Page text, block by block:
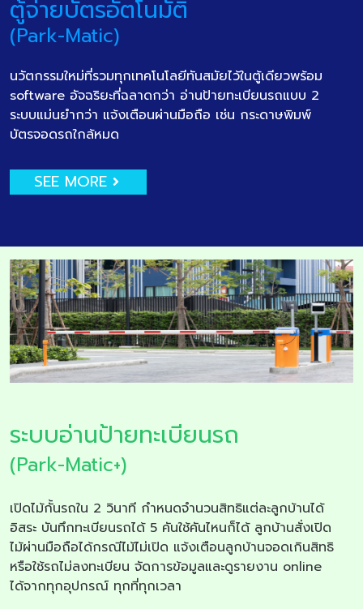
ตู้จ่ายบัตรอัตโนมัติ
(Park-Matic)
นวัตกรรมใหม่ที่รวมทุกเทคโนโลยีทันสมัยไว้ในตู้เดียวพร้อม
software อัจฉริยะที่ฉลาดกว่า อ่านป้ายทะเบียนรถแบบ 2
ระบบแม่นยำกว่า แจ้งเตือนผ่านมือถือ เช่น กระดาษพิมพ์
บัตรจอดรถใกล้หมด
SEE MORE
ระบบอ่านป้ายทะเบียนรถ
(Park-Matic+)
เปิดไม้กั้นรถใน 2 วินาที กำหนดจำนวนสิทธิแต่ละลูกบ้านได้
อิสระ บันทึกทะเบียนรถได้ 5 คันใช้คันไหนก็ได้ ลูกบ้านสั่งเปิด
ไม้ผ่านมือถือได้กรณีไม้ไม่เปิด แจ้งเตือนลูกบ้านจอดเกินสิทธิ
หรือใช้รถไม่ลงทะเบียน จัดการข้อมูลและดูรายงาน online
ได้จากทุกอุปกรณ์ ทุกที่ทุกเวลา